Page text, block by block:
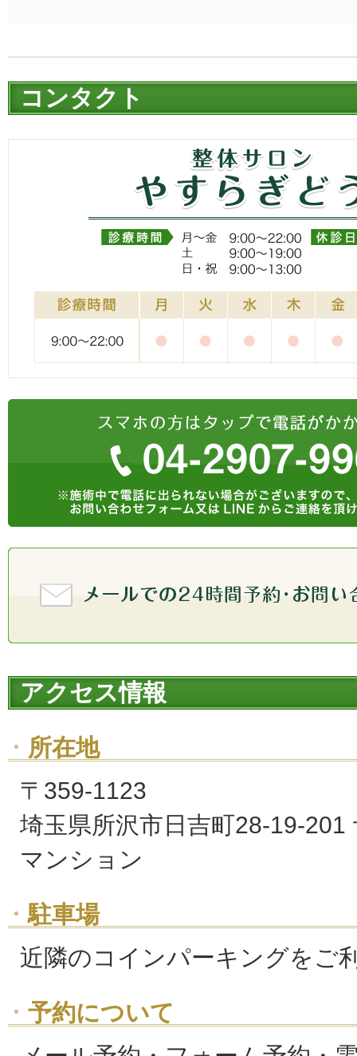
コンタクト
アクセス情報
所在地
〒359-1123
埼玉県所沢市日吉町28-19-201
マンション
駐車場
近隣のコインパーキングをご
予約について